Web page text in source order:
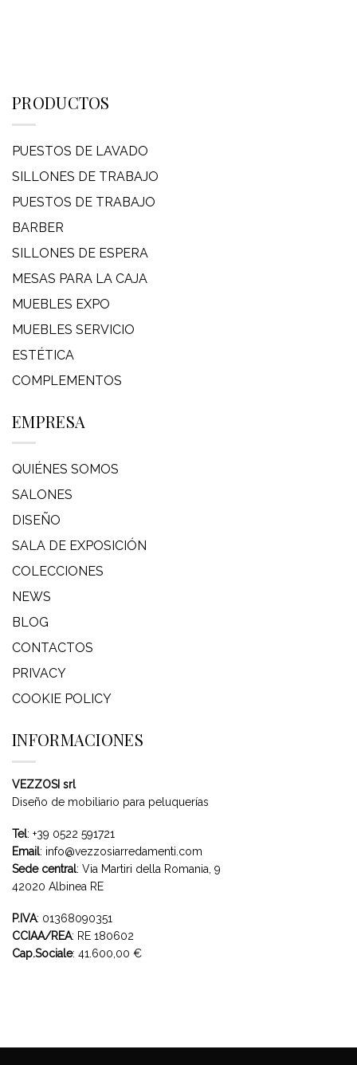
PRODUCTOS
PUESTOS DE LAVADO
SILLONES DE TRABAJO
PUESTOS DE TRABAJO
BARBER
SILLONES DE ESPERA
MESAS PARA LA CAJA
MUEBLES EXPO
MUEBLES SERVICIO
ESTÉTICA
COMPLEMENTOS
EMPRESA
QUIÉNES SOMOS
SALONES
DISEÑO
SALA DE EXPOSICIÓN
COLECCIONES
NEWS
BLOG
CONTACTOS
PRIVACY
COOKIE POLICY
INFORMACIONES
VEZZOSI srl
Diseño de mobiliario para peluquerías
Tel: +39 0522 591721
Email: info@vezzosiarredamenti.com
Sede central: Via Martiri della Romania, 9
42020 Albinea RE
P.IVA: 01368090351
CCIAA/REA: RE 180602
Cap.Sociale: 41.600,00 €